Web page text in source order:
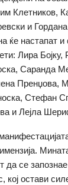
Клетников,
и
ќе настапат
Лира Бојку,
Саранда
Пренџова,
Стефан
и Лејла
се
кој остави